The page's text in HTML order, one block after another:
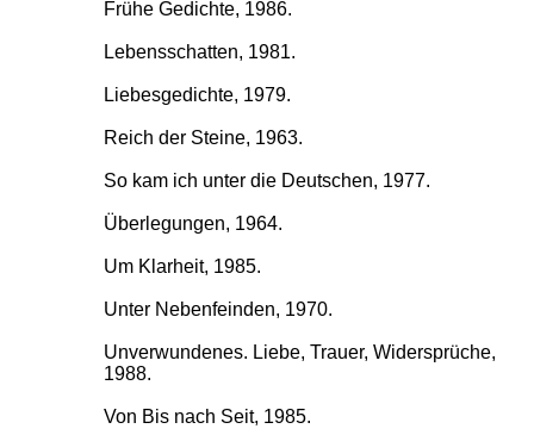
Frühe Gedichte, 1986.
Lebensschatten, 1981.
Liebesgedichte, 1979.
Reich der Steine, 1963.
So kam ich unter die Deutschen, 1977.
Überlegungen, 1964.
Um Klarheit, 1985.
Unter Nebenfeinden, 1970.
Unverwundenes. Liebe, Trauer, Widersprüche,
1988.
Von Bis nach Seit, 1985.